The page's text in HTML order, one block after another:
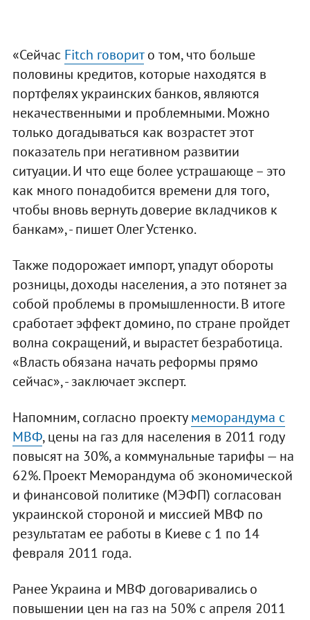
«Сейчас Fitch говорито том, что больше
половины кредитов, которые находятся в
портфелях украинских банков, являются
некачественными и проблемными. Можно
только догадываться как возрастет этот
показатель при негативном развитии
ситуации. И что еще более устрашающе – это
как много понадобится времени для того,
чтобы вновь вернуть доверие вкладчиков к
банкам», - пишет Олег Устенко.
Также подорожает импорт, упадут обороты
розницы, доходы населения, а это потянет за
собой проблемы в промышленности. В итоге
сработает эффект домино, по стране пройдет
волна сокращений, и вырастет безработица.
«Власть обязана начать реформы прямо
сейчас», - заключает эксперт.
Напомним, согласно проектумеморандума с
МВФ, цены на газ для населения в 2011 году
повысят на 30%, а коммунальные тарифы — на
62%. Проект Меморандума об экономической
и финансовой политике (МЭФП) согласован
украинской стороной и миссией МВФ по
результатам ее работы в Киеве с 1 по 14
февраля 2011 года.
Ранее Украина и МВФ договаривались о
повышении цен на газ на 50% с апреля 2011